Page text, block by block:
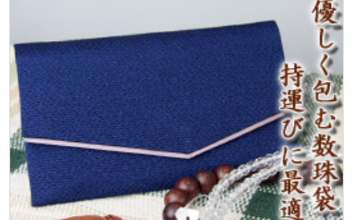
■宗派：全宗派でお使い頂けます
■材質：ちりめん
■備考